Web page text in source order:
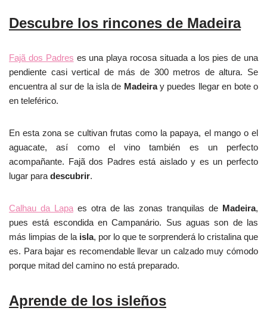
Descubre los rincones de Madeira
Fajã dos Padres es una playa rocosa situada a los pies de una
pendiente casi vertical de más de 300 metros de altura. Se
encuentra al sur de la isla de Madeiray puedes llegar en bote o
en teleférico.
En esta zona se cultivan frutas como la papaya, el mango o el
aguacate, así como el vino también es un perfecto
acompañante. Fajã dos Padres está aislado y es un perfecto
lugar para descubrir.
Calhau da Lapaes otra de las zonas tranquilas de Madeira,
pues está escondida en Campanário. Sus aguas son de las
más limpias de la isla, por lo que te sorprenderá lo cristalina que
es. Para bajar es recomendable llevar un calzado muy cómodo
porque mitad del camino no está preparado.
Aprende de los isleños